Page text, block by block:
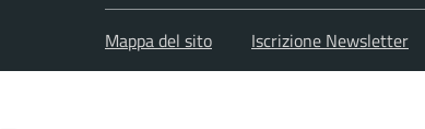
Mappa del sito Iscrizione Newsletter